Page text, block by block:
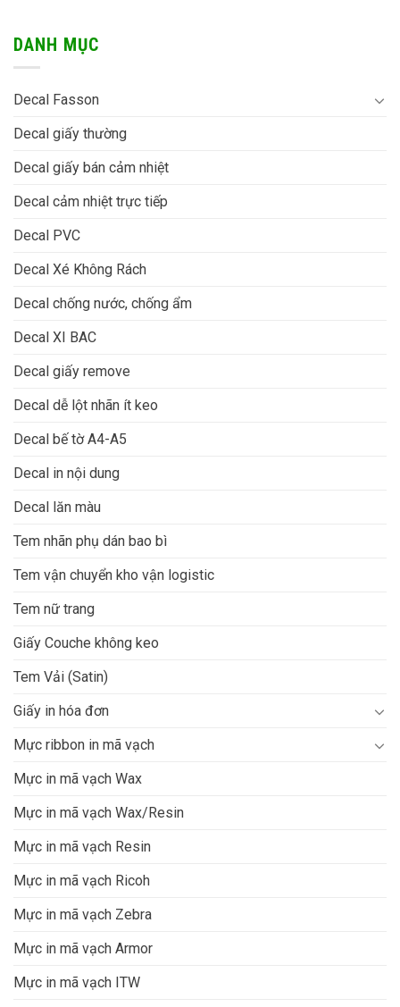
DANH MỤC
Decal Fasson
Decal giấy thường
Decal giấy bán cảm nhiệt
Decal cảm nhiệt trực tiếp
Decal PVC
Decal Xé Không Rách
Decal chống nước, chống ẩm
Decal XI BAC
Decal giấy remove
Decal dễ lột nhãn ít keo
Decal bế tờ A4-A5
Decal in nội dung
Decal lăn màu
Tem nhãn phụ dán bao bì
Tem vận chuyển kho vận logistic
Tem nữ trang
Giấy Couche không keo
Tem Vải (Satin)
Giấy in hóa đơn
Mực ribbon in mã vạch
Mực in mã vạch Wax
Mực in mã vạch Wax/Resin
Mực in mã vạch Resin
Mực in mã vạch Ricoh
Mực in mã vạch Zebra
Mực in mã vạch Armor
Mực in mã vạch ITW